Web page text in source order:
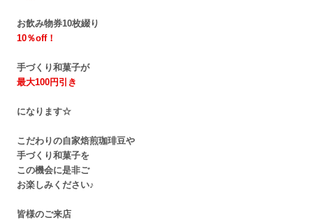
お飲み物券10枚綴り
10％off！
手づくり和菓子が
最大100円引き
になります☆
こだわりの自家焙煎珈琲豆や
手づくり和菓子を
この機会に是非ご
お楽しみください♪
皆様のご来店